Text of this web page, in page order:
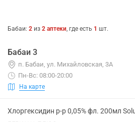
Бабаи: 2 из 2 аптеки, где есть 1 шт.
Бабаи 3
п. Бабаи, ул. Михайловская, 3А
Пн-Вс: 08:00-20:00
На карте
Хлоргексидин р-р 0,05% фл. 200мл